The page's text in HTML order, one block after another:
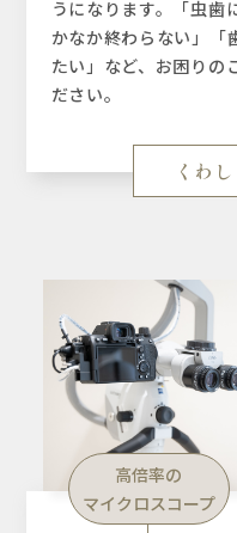
うになります。「虫歯
かなか終わらない」「
たい」など、お困りの
ださい。
くわ
高倍率の
マイクロスコープ